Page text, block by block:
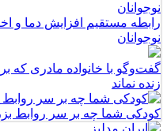
رابطه مستقیم افزایش دما و
نوجوانان
گفت‌وگو با خانواده مادری که
زنده نماند
کودکی شما چه بر سر روابط